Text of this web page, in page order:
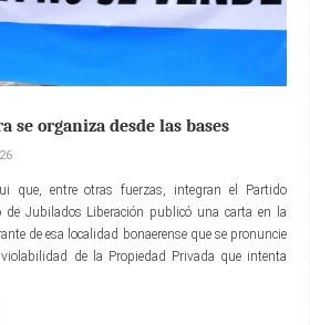
se organiza desde las bases
que, entre otras fuerzas, integran el Partido
Jubilados Liberación publicó una carta en la
de esa localidad bonaerense que se pronuncie
de la Propiedad Privada que intenta